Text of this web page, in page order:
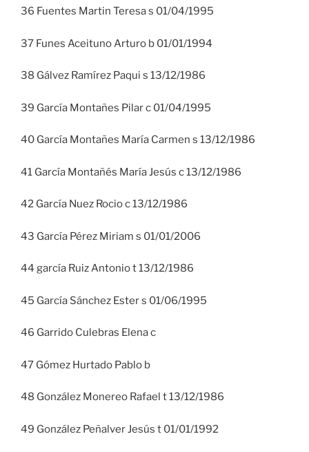
36 Fuentes Martin Teresa s 01/04/1995
37 Funes Aceituno Arturo b 01/01/1994
38 Gálvez Ramírez Paqui s 13/12/1986
39 García Montañes Pilar c 01/04/1995
40 García Montañes María Carmen s 13/12/1986
41 García Montañés María Jesús c 13/12/1986
42 García Nuez Rocio c 13/12/1986
43 García Pérez Miriam s 01/01/2006
44 garcía Ruiz Antonio t 13/12/1986
45 García Sánchez Ester s 01/06/1995
46 Garrido Culebras Elena c
47 Gómez Hurtado Pablo b
48 González Monereo Rafael t 13/12/1986
49 González Peñalver Jesús t 01/01/1992